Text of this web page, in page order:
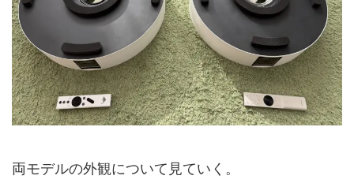
両モデルの外観について見ていく。